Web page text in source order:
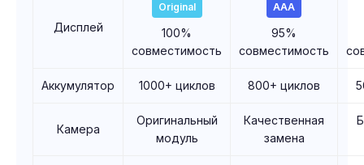
Дисплей
Original
100%
совместимость
AAA
95%
совместимость
Аккумулятор 1000+ циклов 800+ циклов
Камера
Оригинальный
модуль
Качественная
замена